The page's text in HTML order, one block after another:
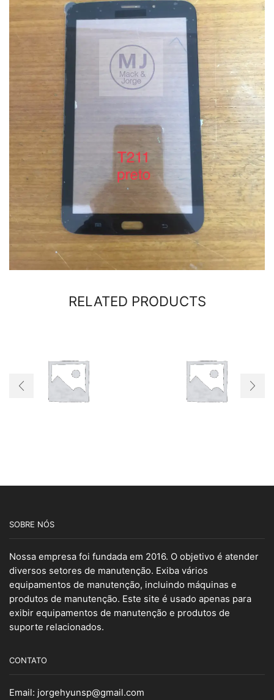
RELATED PRODUCTS
SOBRE NÓS
Nossa empresa foi fundada em 2016. O objetivo é atender
diversos setores de manutenção. Exiba vários
equipamentos de manutenção, incluindo máquinas e
produtos de manutenção. Este site é usado apenas para
exibir equipamentos de manutenção e produtos de
suporte relacionados.
CONTATO
Email: jorgehyunsp@gmail.com